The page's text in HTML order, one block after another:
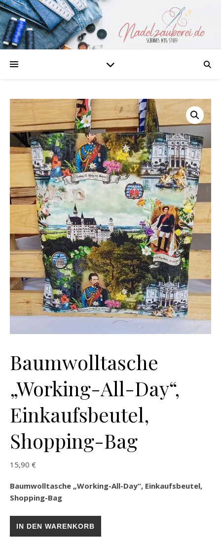
Baumwolltasche
„Working-All-Day“,
Einkaufsbeutel,
Shopping-Bag
15,90 €
Baumwolltasche „Working-All-Day“, Einkaufsbeutel,
Shopping-Bag
IN DEN WARENKORB